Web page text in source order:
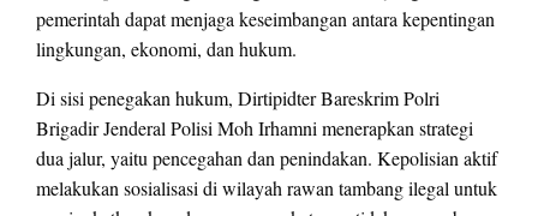
pemerintah dapat menjaga keseimbangan antara kepentingan
lingkungan, ekonomi, dan hukum.
Di sisi penegakan hukum, Dirtipidter Bareskrim Polri
Brigadir Jenderal Polisi Moh Irhamni menerapkan strategi
dua jalur, yaitu pencegahan dan penindakan. Kepolisian aktif
melakukan sosialisasi di wilayah rawan tambang ilegal untuk